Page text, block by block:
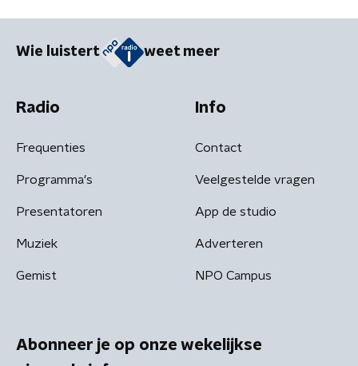
Wie luistert weet meer
Radio
Frequenties
Programma's
Presentatoren
Muziek
Gemist
Info
Contact
Veelgestelde vragen
App de studio
Adverteren
NPO Campus
Abonneer je op onze wekelijkse